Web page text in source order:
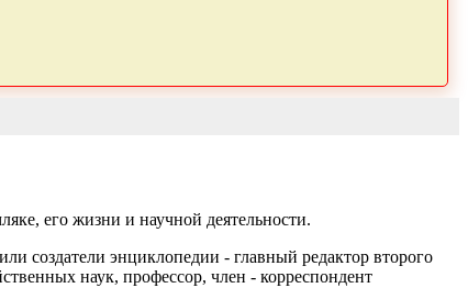
его жизни и научной деятельности.
создатели энциклопедии - главный редактор второго
наук, профессор, член - корреспондент